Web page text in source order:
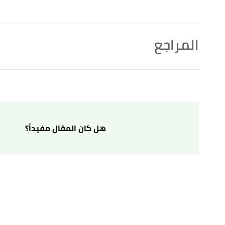
المراجع
assignmentpoint
هل كان المقال مفيداً؟